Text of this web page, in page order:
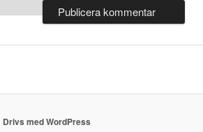
Drivs med WordPress